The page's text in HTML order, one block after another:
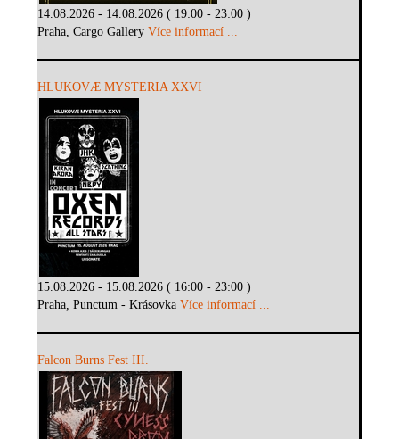
14.08.2026 - 14.08.2026 ( 19:00 - 23:00 )
Praha, Cargo GalleryVíce informací ...
HLUKOVÆ MYSTERIA XXVI
15.08.2026 - 15.08.2026 ( 16:00 - 23:00 )
Praha, Punctum - KrásovkaVíce informací ...
Falcon Burns Fest III.